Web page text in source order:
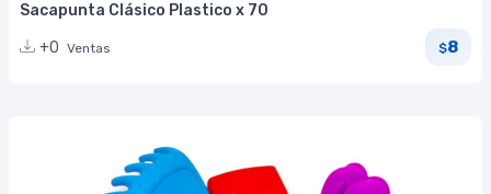
Sacapunta Clásico Plastico x 70
+0 Ventas $8